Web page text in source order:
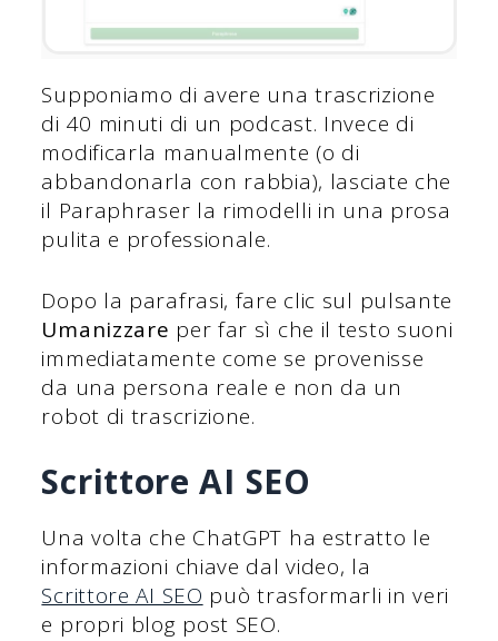
Supponiamo di avere una trascrizione
di 40 minuti di un podcast. Invece di
modificarla manualmente (o di
abbandonarla con rabbia), lasciate che
il Paraphraser la rimodelli in una prosa
pulita e professionale.
Dopo la parafrasi, fare clic sul pulsante
Umanizzare per far sì che il testo suoni
immediatamente come se provenisse
da una persona reale e non da un
robot di trascrizione.
Scrittore AI SEO
Una volta che ChatGPT ha estratto le
informazioni chiave dal video, la
Scrittore AI SEO può trasformarli in veri
e propri blog post SEO.